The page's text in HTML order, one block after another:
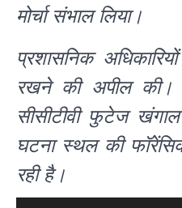
मोर्चा संभाल लिया।
प्रशासनिक
रखने की अपील
सीसीटीवी फुटेज
घटना स्थल की
रही है।